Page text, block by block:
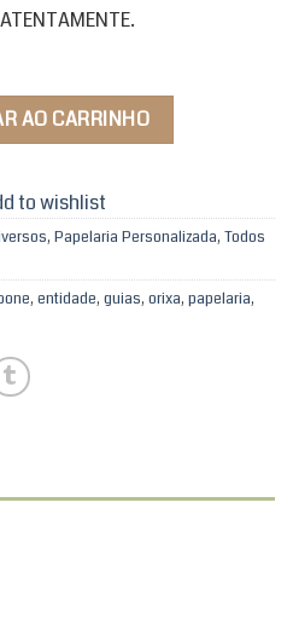
AO CARRINHO
to wishlist
, Papelaria Personalizada, Todos
, entidade, guias, orixa, papelaria,